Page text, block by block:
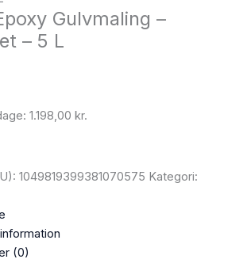
Gulvmaling –
– 5 L
1.198,00 kr.
1049819399381070575 Kategori:
(0)